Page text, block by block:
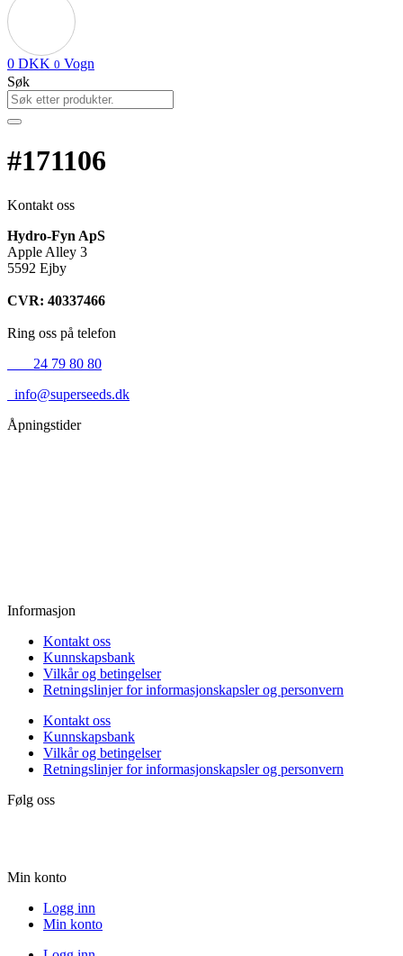
0 DKK 0 Vogn
Søk
#171106
Kontakt oss
Hydro-Fyn ApS
Apple Alley 3
5592 Ejby
CVR: 40337466
Ring oss på telefon
24 79 80 80
info@superseeds.dk
Åpningstider
Informasjon
Kontakt oss
Kunnskapsbank
Vilkår og betingelser
Retningslinjer for informasjonskapsler og personvern
Kontakt oss
Kunnskapsbank
Vilkår og betingelser
Retningslinjer for informasjonskapsler og personvern
Følg oss
Min konto
Logg inn
Min konto